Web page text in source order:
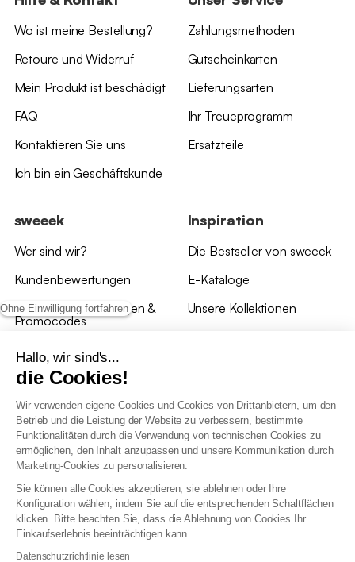
Ohne Einwilligung fortfahren
Hallo, wir sind's...
die Cookies!
Wir verwenden eigene Cookies und Cookies von Drittanbietern, um den
Betrieb und die Leistung der Website zu verbessern, bestimmte
Funktionalitäten durch die Verwendung von technischen Cookies zu
ermöglichen, den Inhalt anzupassen und unsere Kommunikation durch
Marketing-Cookies zu personalisieren.
Sie können alle Cookies akzeptieren, sie ablehnen oder Ihre
Konfiguration wählen, indem Sie auf die entsprechenden Schaltflächen
klicken. Bitte beachten Sie, dass die Ablehnung von Cookies Ihr
Einkaufserlebnis beeinträchtigen kann.
Datenschutzrichtlinie lesen
Wo ist meine Bestellung?
Retoure und Widerruf
Mein Produkt ist beschädigt
FAQ
Kontaktieren Sie uns
Ich bin ein Geschäftskunde
Zahlungsmethoden
Gutscheinkarten
Lieferungsarten
Ihr Treueprogramm
Ersatzteile
sweeek
Wer sind wir?
Kundenbewertungen
*Angebotsbedingungen &
Promocodes
Bewertungen von sweeek
Unsere Geschäfte
Inspiration
Die Bestseller von sweeek
E-Kataloge
Unsere Kollektionen
AGB Treueprogramm
Datenschutzrichtlinien
Allgemeine Geschäftsbedingungen für Geschäftskunden
Erklärung zur Barrierefreiheit